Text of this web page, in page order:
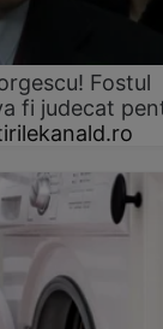
Fostul
fi judecat